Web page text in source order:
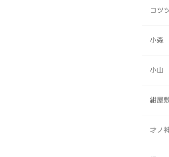
コツ
小森
小山
紺屋
才ノ